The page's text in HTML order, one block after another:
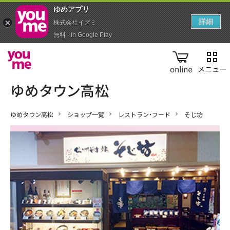
online
ゆめタウン高松 ショップ一覧 レストラン・フード そじ坊
ゆめアプ‪リ‬
株式会社イズミ
無料 - In Google Play
詳細